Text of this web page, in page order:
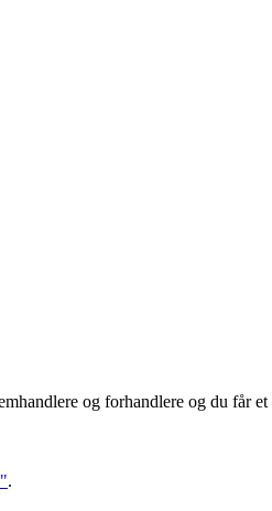
og forhandlere og du får
.